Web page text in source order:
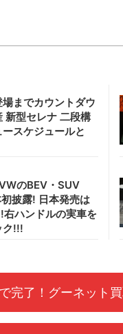
までカウントダウ
型セレナ 二段構
スケジュールと
のBEV・SUV
披露! 日本発売は
ハンドルの実車を
ク!!!
完了！グーネット